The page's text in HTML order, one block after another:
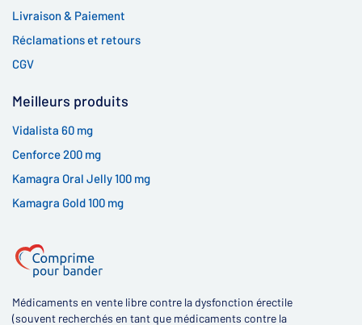
Livraison & Paiement
Réclamations et retours
CGV
Meilleurs produits
Vidalista 60 mg
Cenforce 200 mg
Kamagra Oral Jelly 100 mg
Kamagra Gold 100 mg
Médicaments en vente libre contre la dysfonction érectile
(souvent recherchés en tant que médicaments contre la